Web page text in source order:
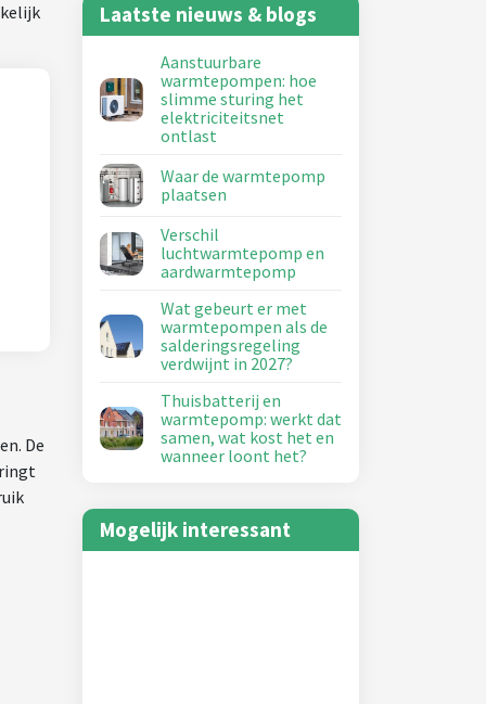
De
Laatste nieuws & blogs
Aanstuurbare
warmtepompen: hoe
slimme sturing het
elektriciteitsnet
ontlast
Waar de warmtepomp
plaatsen
Verschil
luchtwarmtepomp en
aardwarmtepomp
Wat gebeurt er met
warmtepompen als de
salderingsregeling
verdwijnt in 2027?
Thuisbatterij en
warmtepomp: werkt dat
samen, wat kost het en
wanneer loont het?
Mogelijk interessant